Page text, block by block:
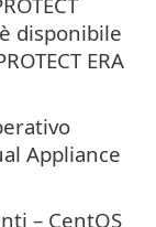
disponibile
ERA
Appliance
– CentOS